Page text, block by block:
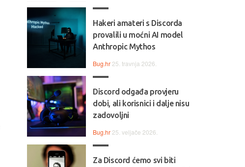
Hakeri amateri s Discorda
provalili u moćni AI model
Anthropic Mythos
Bug.hr 25. travnja 2026.
Discord odgađa provjeru
dobi, ali korisnici i dalje nisu
zadovoljni
Bug.hr 25. veljače 2026.
Za Discord ćemo svi biti